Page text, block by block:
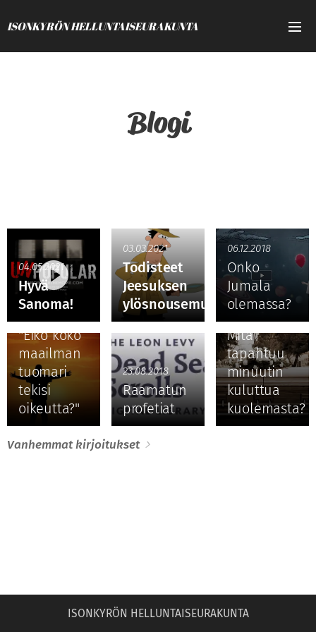
ISONKYRÖN HELLUNTAISEURAKUNTA
Blogi
04.05.2021
Hyvä
Sanoma!
03.03.2021
Todisteet
Jeesuksen
ylösnousemuksesta
06.12.2018
Onko
Jumala
olemassa?
"Eikö koko
maailman
tuomari
tekisi
oikeutta?"
23.08.2018
Raamatun
profetiat
Mitä
tapahtuu
minuutin
kuluttua
kuolemasta?
Vanhemmat kirjoitukset
ISONKYRÖN HELLUNTAISEURAKUNTA